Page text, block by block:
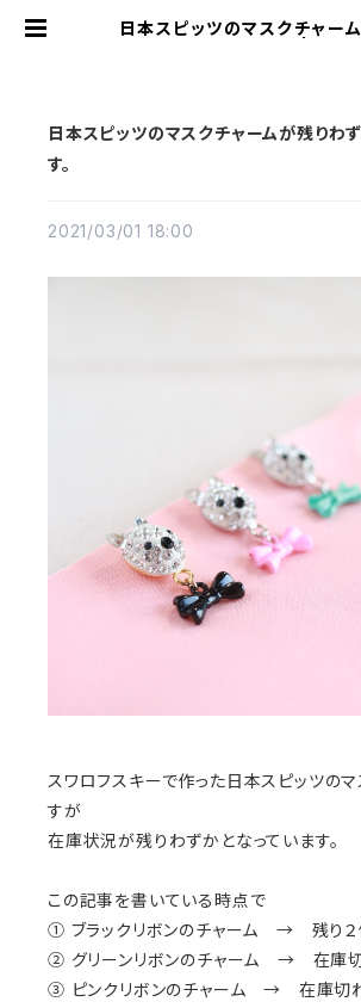
日本スピッツのマスクチャー
日本スピッツのマスクチャームが残りわ
す。
2021/03/01 18:00
スワロフスキーで作った日本スピッツの
すが
在庫状況が残りわずかとなっています。
この記事を書いている時点で
① ブラックリボンのチャーム → 残り２
② グリーンリボンのチャーム → 在庫
③ ピンクリボンのチャーム → 在庫切